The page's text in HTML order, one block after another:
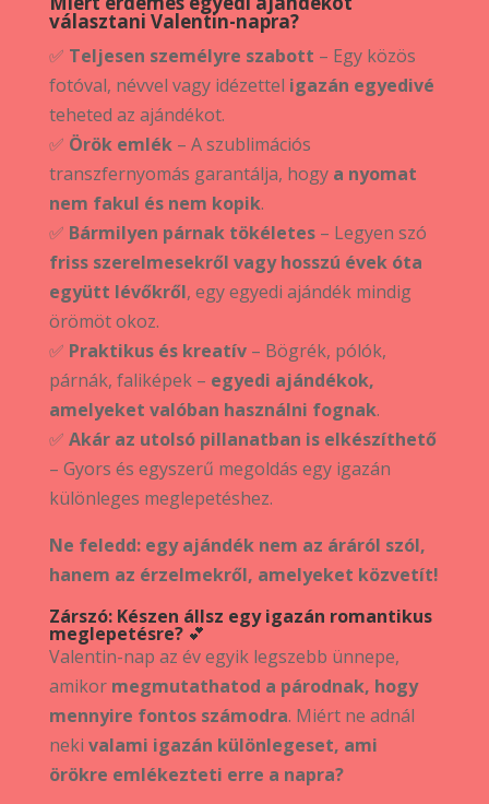
választani Valentin-napra?
✅ Teljesen személyre szabott – Egy közös
fotóval, névvel vagy idézettel igazán egyedivé
teheted az ajándékot.
✅ Örök emlék– A szublimációs
transzfernyomás garantálja, hogy a nyomat
nem fakul és nem kopik.
✅ Bármilyen párnak tökéletes– Legyen szó
friss szerelmesekről vagy hosszú évek óta
együtt lévőkről, egy egyedi ajándék mindig
örömöt okoz.
✅ Praktikus és kreatív– Bögrék, pólók,
párnák, faliképek – egyedi ajándékok,
amelyeket valóban használni fognak.
✅ Akár az utolsó pillanatban is elkészíthető
– Gyors és egyszerű megoldás egy igazán
különleges meglepetéshez.
Ne feledd: egy ajándék nem az áráról szól,
hanem az érzelmekről, amelyeket közvetít!
Zárszó: Készen állsz egy igazán romantikus
meglepetésre?💕
Valentin-nap az év egyik legszebb ünnepe,
amikor megmutathatod a párodnak, hogy
mennyire fontos számodra. Miért ne adnál
neki valami igazán különlegeset, ami
örökre emlékezteti erre a napra?